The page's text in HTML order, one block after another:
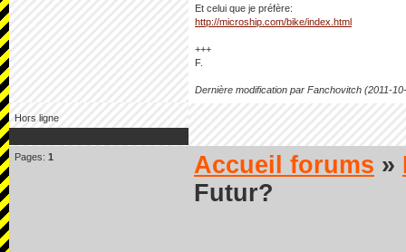
Et celui que je préfère:
http://microship.com/bike/index.html
+++
F.
Dernière modification par Fanchovitch (2011-
Hors ligne
Pages: 1 Accueil forums »
Futur?